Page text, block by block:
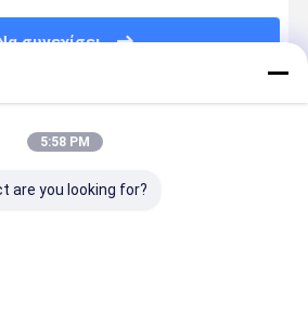
συνεχίσει
5:58 PM
are you looking for?